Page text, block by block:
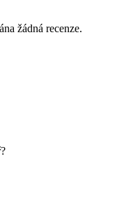
žádná recenze.